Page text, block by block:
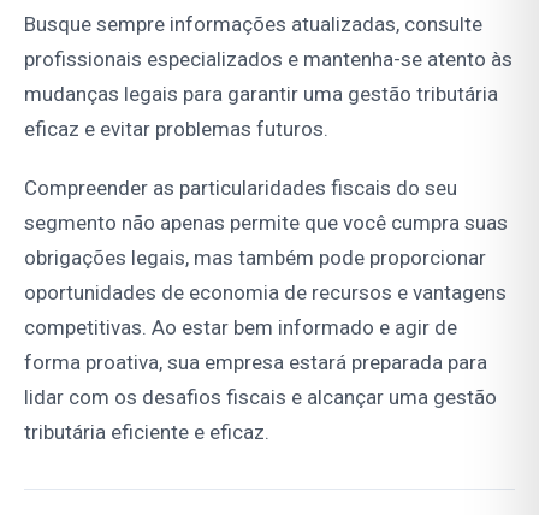
Busque sempre informações atualizadas, consulte
profissionais especializados e mantenha-se atento às
mudanças legais para garantir uma gestão tributária
eficaz e evitar problemas futuros.
Compreender as particularidades fiscais do seu
segmento não apenas permite que você cumpra suas
obrigações legais, mas também pode proporcionar
oportunidades de economia de recursos e vantagens
competitivas. Ao estar bem informado e agir de
forma proativa, sua empresa estará preparada para
lidar com os desafios fiscais e alcançar uma gestão
tributária eficiente e eficaz.